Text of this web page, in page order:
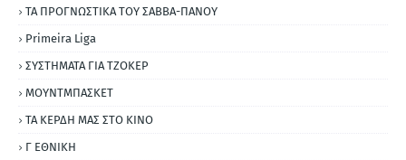
ΤΑ ΠΡΟΓΝΩΣΤΙΚΑ ΤΟΥ ΣΑΒΒΑ-ΠΑΝΟΥ
Primeira Liga
ΣΥΣΤΗΜΑΤΑ ΓΙΑ ΤΖΟΚΕΡ
ΜΟΥΝΤΜΠΑΣΚΕΤ
ΤΑ ΚΕΡΔΗ ΜΑΣ ΣΤΟ ΚΙΝΟ
Γ ΕΘΝΙΚΗ